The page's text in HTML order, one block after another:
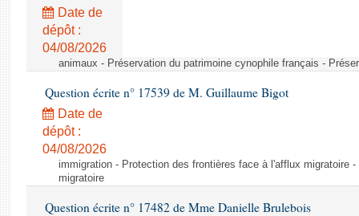
Date de
dépôt :
04/08/2026
animaux - Préservation du patrimoine cynophile français -
Question écrite n° 17539 de M. Guillaume Bigot
Date de
dépôt :
04/08/2026
immigration - Protection des frontières face à l'afflux migratoire
migratoire
Question écrite n° 17482 de Mme Danielle Brulebois